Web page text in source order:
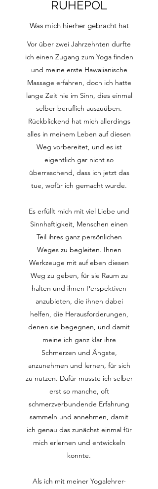
RUHEPOL
Was mich hierher gebracht hat
Vor über zwei Jahrzehnten durfte
ich einen Zugang zum Yoga finden
und meine erste Hawaiianische
Massage erfahren, doch ich hatte
lange Zeit nie im Sinn, dies einmal
selber beruflich auszuüben.
Rückblickend hat mich allerdings
alles in meinem Leben auf diesen
Weg vorbereitet, und es ist
eigentlich gar nicht so
überraschend, dass ich jetzt das
tue, wofür ich gemacht wurde.
Es erfüllt mich mit viel Liebe und
Sinnhaftigkeit, Menschen einen
Teil ihres ganz persönlichen
Weges zu begleiten. Ihnen
Werkzeuge mit auf eben diesen
Weg zu geben, für sie Raum zu
halten und ihnen Perspektiven
anzubieten, die ihnen dabei
helfen, die Herausforderungen,
denen sie begegnen, und damit
meine ich ganz klar ihre
Schmerzen und Ängste,
anzunehmen und lernen, für sich
zu nutzen. Dafür musste ich selber
erst so manche, oft
schmerzverbundende Erfahrung
sammeln und annehmen, damit
ich genau das zunächst einmal für
mich erlernen und entwickeln
konnte.​
Als ich mit meiner Yogalehrer-